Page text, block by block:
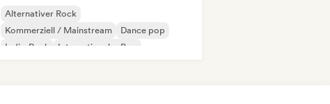
Alternativer Rock
Kommerziell / Mainstream
Dance pop
Indie-Rock
Internationaler Pop